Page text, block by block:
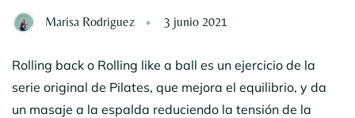
Marisa Rodriguez 3 junio 2021
Rolling back o Rolling like a ball es un ejercicio de la
serie original de Pilates, que mejora el equilibrio, y da
un masaje a la espalda reduciendo la tensión de la